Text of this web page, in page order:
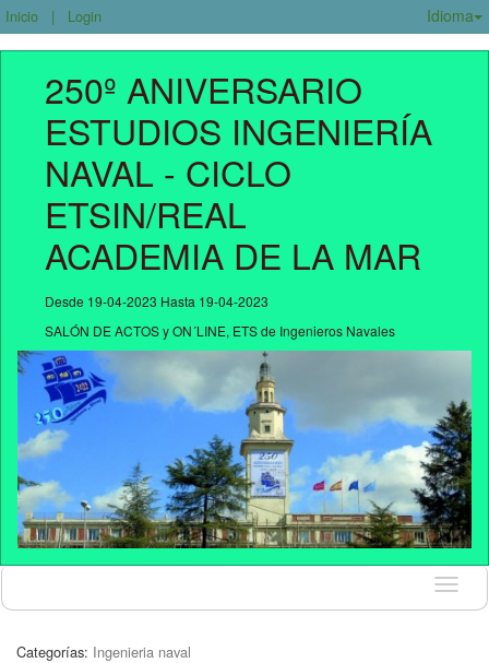
Inicio | Login Idioma
250º ANIVERSARIO
ESTUDIOS INGENIERÍA
NAVAL - CICLO
ETSIN/REAL
ACADEMIA DE LA MAR
Desde 19-04-2023 Hasta 19-04-2023
SALÓN DE ACTOS y ON´LINE, ETS de Ingenieros Navales
Idioma
Categorías: Ingenieria naval